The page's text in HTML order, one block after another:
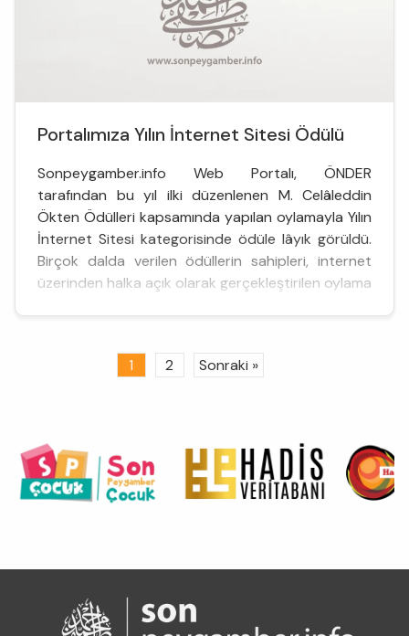
Portalımıza Yılın İnternet Sitesi Ödülü
Sonpeygamber.info Web Portalı, ÖNDER
tarafından bu yıl ilki düzenlenen M. Celâleddin
Ökten Ödülleri kapsamında yapılan oylamayla Yılın
İnternet Sitesi kategorisinde ödüle lâyık görüldü.
Birçok dalda verilen ödüllerin sahipleri, internet
üzerinden halka açık olarak gerçekleştirilen oylama
1 2 Sonraki »